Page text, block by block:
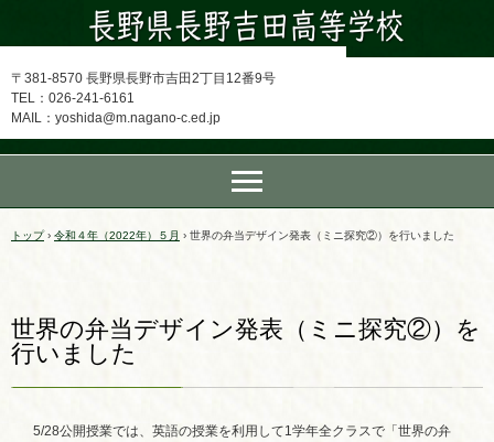
〒381-8570 長野県長野市吉田2丁目12番9号
TEL：026-241-6161
MAIL：yoshida@m.nagano-c.ed.jp
トップ › 令和４年（2022年）５月 › 世界の弁当デザイン発表（ミニ探究②）を行いました
世界の弁当デザイン発表（ミニ探究②）を
行いました
5/28公開授業では、英語の授業を利用して1学年全クラスで「世界の弁